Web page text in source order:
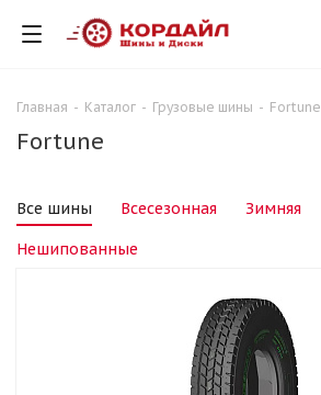
Главная - Каталог - Грузовые шины - Fortune
Fortune
Все шины Всесезонная Зимняя
Нешипованные